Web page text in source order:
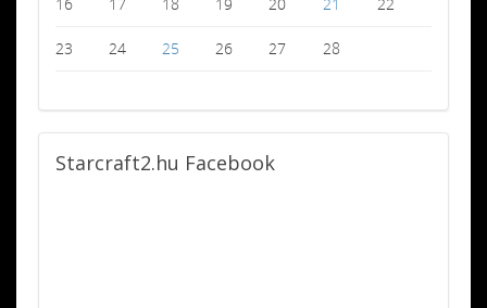
23 24 25 26 27 28
Starcraft2.hu Facebook